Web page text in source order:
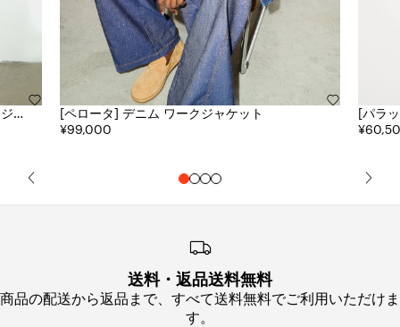
[ペロータ] デニム ワークジャケット
¥99,000
[パラッジ] ラミネート ブレ
ミュー
送料・返品送料無料
商品の配送から返品まで、すべて送料無料でご利用いただけま
す。